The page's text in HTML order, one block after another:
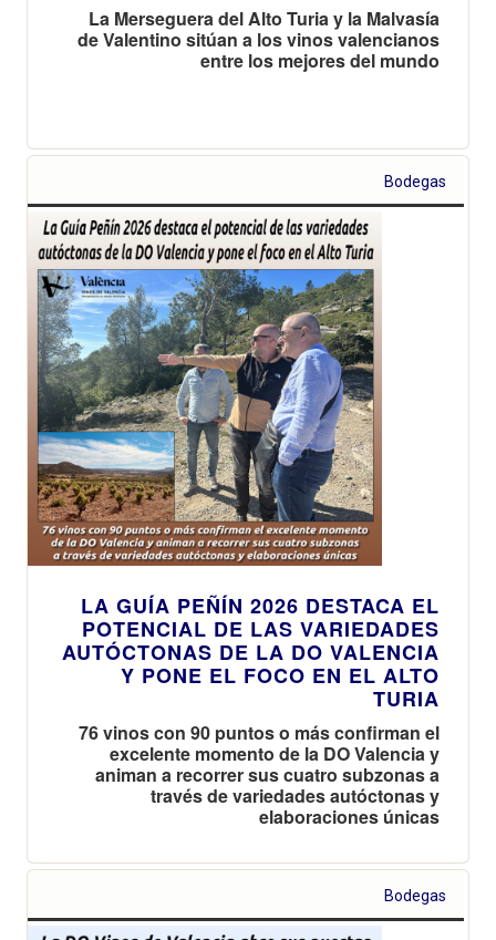
La Merseguera del Alto Turia y la Malvasía
de Valentino sitúan a los vinos valencianos
entre los mejores del mundo
Bodegas
LA GUÍA PEÑÍN 2026 DESTACA EL
POTENCIAL DE LAS VARIEDADES
AUTÓCTONAS DE LA DO VALENCIA
Y PONE EL FOCO EN EL ALTO
TURIA
76 vinos con 90 puntos o más confirman el
excelente momento de la DO Valencia y
animan a recorrer sus cuatro subzonas a
través de variedades autóctonas y
elaboraciones únicas
Bodegas